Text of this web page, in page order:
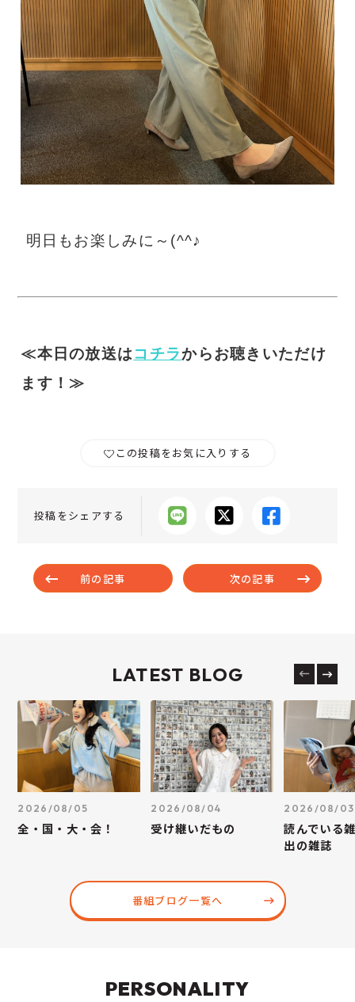
明日もお楽しみに～(^^♪
≪本日の放送はコチラからお聴きいただけ
ます！≫
この投稿をお気に入りする
投稿をシェアする
前の記事 次の記事
LATEST BLOG
2026/08/05
全・国・大・会！
2026/08/04
受け継いだもの
2026/08/03
読んでいる
出の雑誌
番組ブログ一覧へ
PERSONALITY